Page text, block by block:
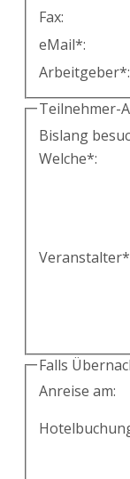
Fax:
eMail*:
Arbeitgeber*:
Teilnehmer-
Bislang
Welche*:
Veranstalter*
Falls
Anreise am: